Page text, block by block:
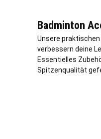
Badminton
Unsere
verbessern deine
Essentielles
Spitzenqualität